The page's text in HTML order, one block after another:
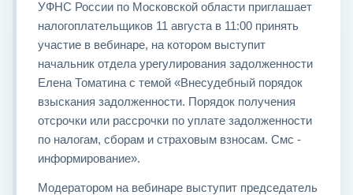
УФНС России по Московской области приглашает
налогоплательщиков 11 августа в 11:00 принять
участие в вебинаре, на котором выступит
начальник отдела урегулирования задолженности
Елена Томатина с темой «Внесудебный порядок
взыскания задолженности. Порядок получения
отсрочки или рассрочки по уплате задолженности
по налогам, сборам и страховым взносам. Смс -
информирование».
Модератором на вебинаре выступит председатель